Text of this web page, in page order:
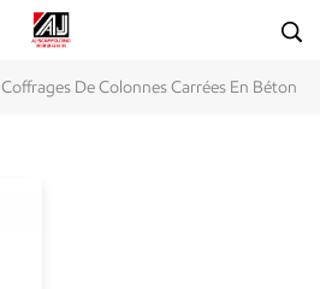
Coffrages De Colonnes Carrées En Béton